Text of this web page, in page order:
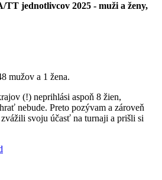
jednotlivcov 2025 - muži a ženy,
mužov a 1 žena.
(!) neprihlási aspoň 8 žien,
nebude. Preto pozývam a zároveň
svoju účasť na turnaji a prišli si